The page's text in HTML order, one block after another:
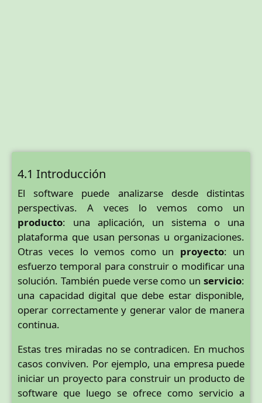
4.1 Introducción
El software puede analizarse desde distintas
perspectivas. A veces lo vemos como un
producto: una aplicación, un sistema o una
plataforma que usan personas u organizaciones.
Otras veces lo vemos como un proyecto: un
esfuerzo temporal para construir o modificar una
solución. También puede verse como un servicio:
una capacidad digital que debe estar disponible,
operar correctamente y generar valor de manera
continua.
Estas tres miradas no se contradicen. En muchos
casos conviven. Por ejemplo, una empresa puede
iniciar un proyecto para construir un producto de
software que luego se ofrece como servicio a